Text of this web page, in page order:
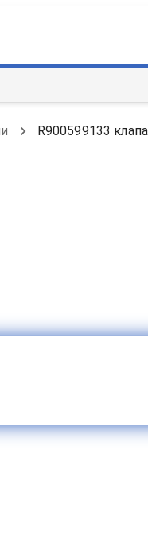
R900599133